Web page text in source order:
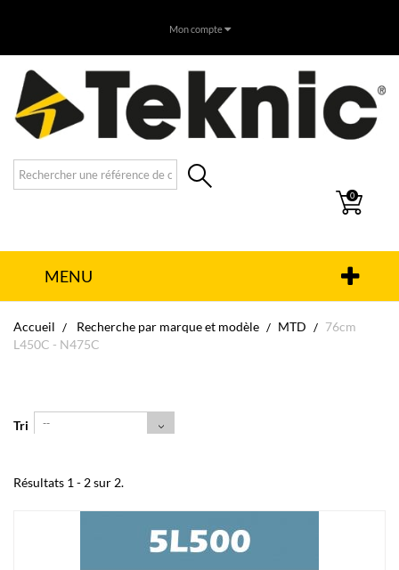
Mon compte
0
MENU
Accueil Recherche par marque et modèle MTD
76cm
L450C - N475C
Tri --
Résultats 1 - 2 sur 2.